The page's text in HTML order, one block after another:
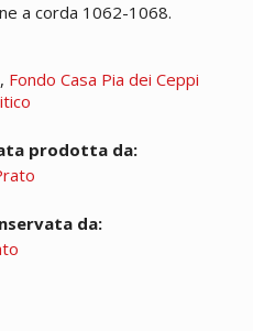
a corda 1062-1068.
Fondo Casa Pia dei Ceppi
prodotta da:
da: